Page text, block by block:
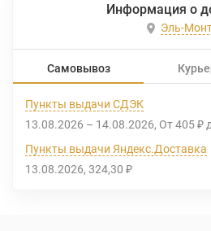
Информация о
Эль-
Самовывоз
Пункты выдачи СДЭК
13.08.2026 – 14.08.2026 От 405 ₽
Пункты выдачи Яндекс.Доставка
13.08.2026 324,30 ₽